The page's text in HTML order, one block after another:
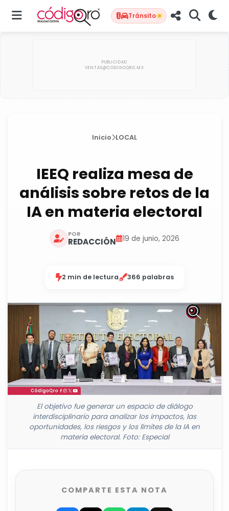
Tránsito
Inicio LOCAL
IEEQ realiza mesa de
análisis sobre retos de la
IA en materia electoral
POR
REDACCIÓN 19 de junio, 2026
2 min de lectura 366 palabras
El objetivo fue generar un espacio de diálogo
interdisciplinario para analizar los impactos, las
oportunidades, los riesgos y los límites de la IA en
materia electoral. Foto: Especial
COMPARTE ESTA NOTA